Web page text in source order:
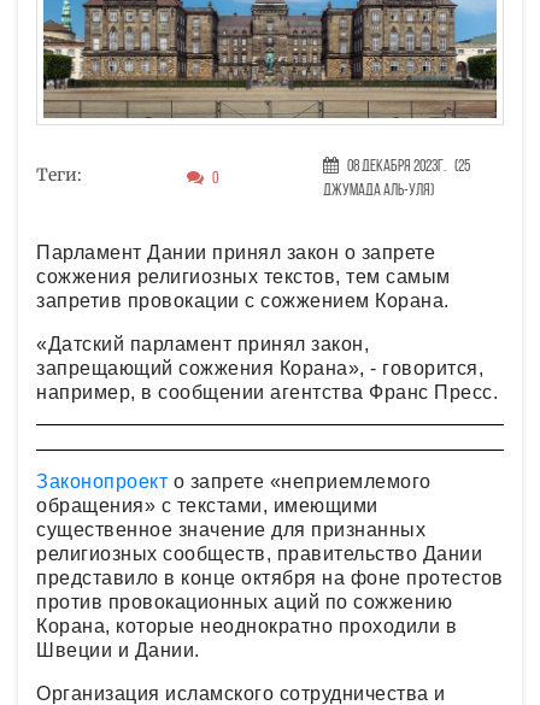
Теги: 0
08 Декабря 2023г. (25
Джумада аль-уля)
Парламент Дании принял закон о запрете
сожжения религиозных текстов, тем самым
запретив провокации с сожжением Корана.
«Датский парламент принял закон,
запрещающий сожжения Корана», - говорится,
например, в сообщении агентства Франс Пресс.
Законопроект о запрете «неприемлемого
обращения» с текстами, имеющими
существенное значение для признанных
религиозных сообществ, правительство Дании
представило в конце октября на фоне протестов
против провокационных аций по сожжению
Корана, которые неоднократно проходили в
Швеции и Дании.
Организация исламского сотрудничества и